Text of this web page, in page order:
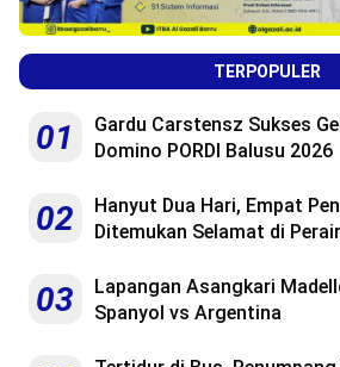
TERPOPULER
01
Gardu Carstensz Sukses
Domino PORDI Balusu 2026
02
Hanyut Dua Hari, Empat
Ditemukan Selamat di
03
Lapangan Asangkari
Spanyol vs Argentina